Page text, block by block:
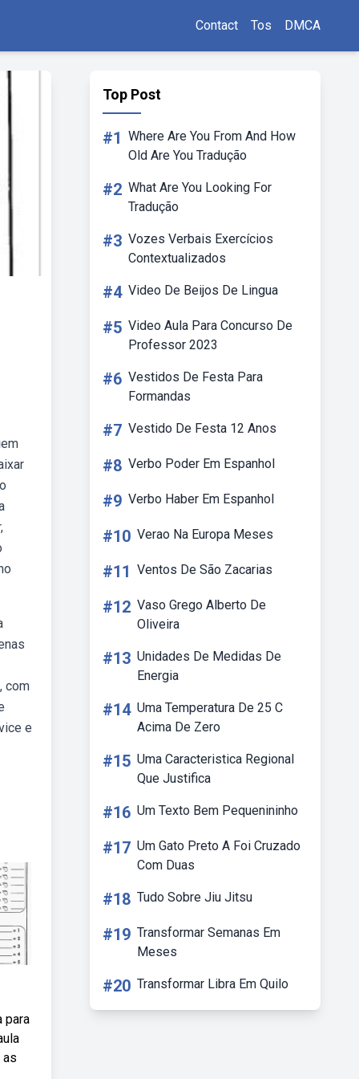
Contact Tos DMCA
com
e
para
as
Top Post
#1 Where Are You From And How
Old Are You Tradução
#2 What Are You Looking For
Tradução
#3 Vozes Verbais Exercícios
Contextualizados
#4 Video De Beijos De Lingua
#5 Video Aula Para Concurso De
Professor 2023
#6 Vestidos De Festa Para
Formandas
#7 Vestido De Festa 12 Anos
#8 Verbo Poder Em Espanhol
#9 Verbo Haber Em Espanhol
#10 Verao Na Europa Meses
#11 Ventos De São Zacarias
#12 Vaso Grego Alberto De
Oliveira
#13 Unidades De Medidas De
Energia
#14 Uma Temperatura De 25 C
Acima De Zero
#15 Uma Caracteristica Regional
Que Justifica
#16 Um Texto Bem Pequenininho
#17 Um Gato Preto A Foi Cruzado
Com Duas
#18 Tudo Sobre Jiu Jitsu
#19 Transformar Semanas Em
Meses
#20 Transformar Libra Em Quilo